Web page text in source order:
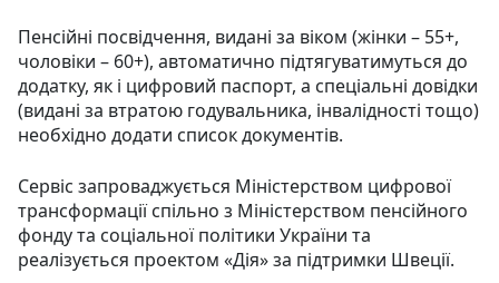
Пенсійні посвідчення, видані за віком (жінки – 55+,
чоловіки – 60+), автоматично підтягуватимуться до
додатку, як і цифровий паспорт, а спеціальні довідки
(видані за втратою годувальника, інвалідності тощо)
необхідно додати список документів.
Сервіс запроваджується Міністерством цифрової
трансформації спільно з Міністерством пенсійного
фонду та соціальної політики України та
реалізується проектом «Дія» за підтримки Швеції.